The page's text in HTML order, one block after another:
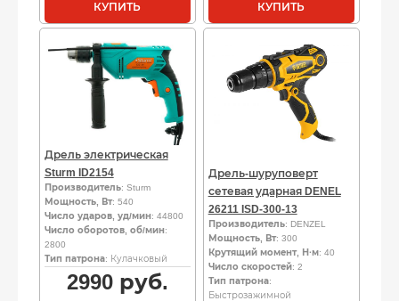
КУПИТЬ КУПИТЬ
Дрель электрическая
Sturm ID2154
Производитель: Sturm
Мощность, Вт: 540
Число ударов, уд/мин: 44800
Число оборотов, об/мин:
2800
Тип патрона: Кулачковый
2990руб.
Дрель-шуруповерт
сетевая ударная DENEL
26211 ISD-300-13
Производитель: DENZEL
Мощность, Вт: 300
Крутящий момент, Н·м: 40
Число скоростей: 2
Тип патрона:
Быстрозажимной